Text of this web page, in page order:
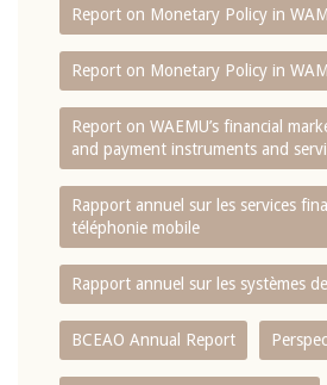
Report on Monetary Policy in
Report on Monetary Policy in
Report on WAEMU’s financial
and payment instruments and
Rapport annuel sur les services
téléphonie mobile
Rapport annuel sur les systèmes
BCEAO Annual Report